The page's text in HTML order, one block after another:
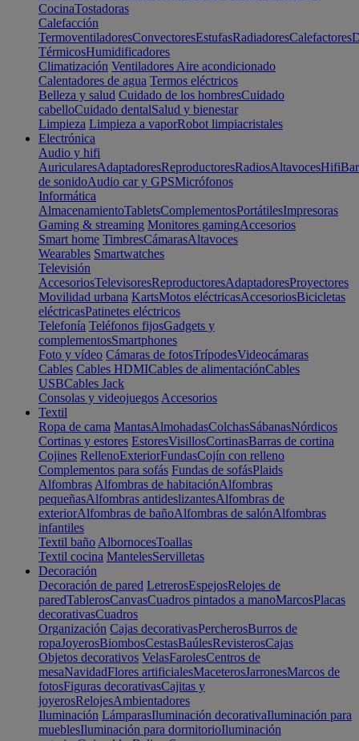
CocinaTostadoras
Calefacción
TermoventiladoresConvectoresEstufasRadiadoresCalefactores
TérmicosHumidificadores
Climatización Ventiladores Aire acondicionado
Calentadores de agua Termos eléctricos
Belleza y salud Cuidado de los hombresCuidado
cabelloCuidado dentalSalud y bienestar
Limpieza Limpieza a vaporRobot limpiacristales
Electrónica
Audio y hifi
AuricularesAdaptadoresReproductoresRadiosAltavocesHifi
de sonidoAudio car y GPSMicrófonos
Informática
AlmacenamientoTabletsComplementosPortátilesImpresoras
Gaming & streaming Monitores gamingAccesorios
Smart home TimbresCámarasAltavoces
Wearables Smartwatches
Televisión
AccesoriosTelevisoresReproductoresAdaptadoresProyectores
Movilidad urbana KartsMotos eléctricasAccesoriosBicicletas
eléctricasPatinetes eléctricos
Telefonía Teléfonos fijosGadgets y
complementosSmartphones
Foto y vídeo Cámaras de fotosTrípodesVideocámaras
Cables Cables HDMICables de alimentaciónCables
USBCables Jack
Consolas y videojuegos Accesorios
Textil
Ropa de cama MantasAlmohadasColchasSábanasNórdicos
Cortinas y estores EstoresVisillosCortinasBarras de cortina
Cojines RellenoExteriorFundasCojín con relleno
Complementos para sofás Fundas de sofásPlaids
Alfombras Alfombras de habitaciónAlfombras
pequeñasAlfombras antideslizantesAlfombras de
exteriorAlfombras de bañoAlfombras de salónAlfombras
infantiles
Textil baño AlbornocesToallas
Textil cocina MantelesServilletas
Decoración
Decoración de pared LetrerosEspejosRelojes de
paredTablerosCanvasCuadros pintados a manoMarcosPlacas
decorativasCuadros
Organización Cajas decorativasPercherosBurros de
ropaJoyerosBiombosCestasBaúlesRevisterosCajas
Objetos decorativos VelasFarolesCentros de
mesaNavidadFlores artificialesMaceterosJarronesMarcos de
fotosFiguras decorativasCajitas y
joyerosRelojesAmbientadores
Iluminación LámparasIluminación decorativaIluminación para
mueblesIluminación para dormitorioIluminación